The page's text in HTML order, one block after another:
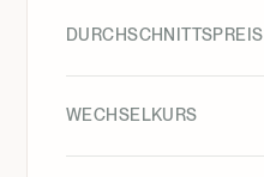
DURCHSCHNITTSPREIS
WECHSELKURS